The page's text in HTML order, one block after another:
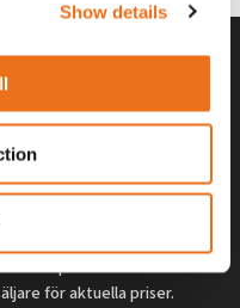
Show details
köp av ny maskin. Priserna
exempel
för aktuella priser.